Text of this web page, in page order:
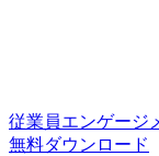
従業員エンゲージ
無料ダウンロード